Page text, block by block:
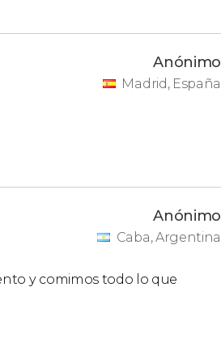
Anónimo
Madrid, España
Anónimo
Caba, Argentina
y comimos todo lo que